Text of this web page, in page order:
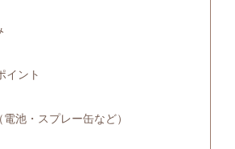
イント
池・スプレー缶など）